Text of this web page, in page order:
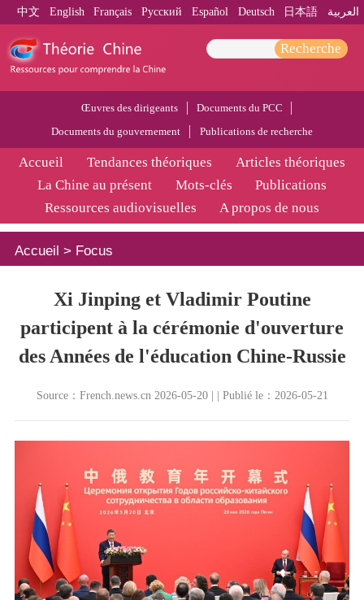
中文 English Français Pусский Español Deutsch 日本語 العربية
Recherche
Œuvres des dirigeants
Documents du PCC
Documents du gouvernement
Publications de recherche
Accueil Tendances théoriques
Articles théoriques
La Chine au présent
Mots-clés
Publications
Ressources audiovisuelles
A propos de nous
Accueil > Focus
Xi Jinping et Vladimir Poutine
participent à la cérémonie d'ouverture
des Années de l'éducation Chine-Russie
Source：French.news.cn 2026-05-20 | | Publié le：2026-05-21